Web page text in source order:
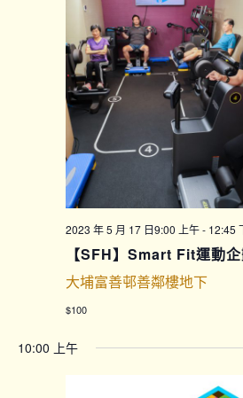
2023 年 5 月 17 日9:00 上午- 12:45
【SFH】Smart Fit運動
大埔富善邨善鄰樓地下
$100
10:00 上午